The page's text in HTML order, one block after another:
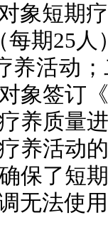
象短期
期25
养活动
象签订
养质量
养活动
保了短
无法使